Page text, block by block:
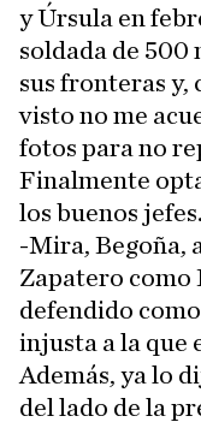
y Úrsula en
soldada de 500
sus fronteras y,
visto no me
fotos para no
Finalmente
los buenos jefes.
-Mira, Begoña,
Zapatero como
defendido
injusta a la que
Además, ya lo
del lado de la